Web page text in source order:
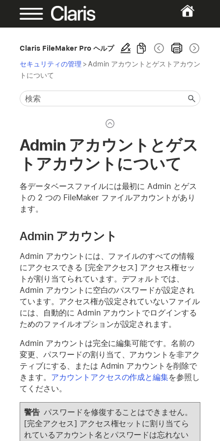
Claris FileMaker Pro ヘルプ
セキュリティの管理 > Admin アカウントとゲストアカウン
トについて
Admin アカウントとゲス
トアカウントについて
各データベースファイルには最初に Admin とゲス
トの 2 つの FileMaker ファイルアカウントがあり
ます。
Admin アカウント
Admin アカウントには、ファイルのすべての情報
にアクセスできる [完全アクセス] アクセス権セッ
トが割り当てられています。デフォルトでは、
Admin アカウントに空白のパスワードが設定され
ています。アクセス権が設定されていないファイル
には、自動的に Admin アカウントでログインする
ためのファイルオプションが設定されます。
Admin アカウントは完全に編集可能です。名前の
変更、パスワードの割り当て、アカウントを非アク
ティブにする、または Admin アカウントを削除で
きます。 アカウントアクセスの作成と編集を参照し
てください。
警告 パスワードを修復することはできません。
[完全アクセス] アクセス権セットに割り当てら
れているアカウント名とパスワードは忘れない